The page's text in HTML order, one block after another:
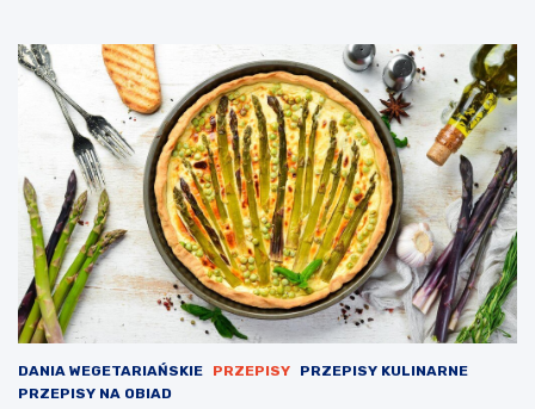
DANIA WEGETARIAŃSKIE PRZEPISY
PRZEPISY KULINARNE
PRZEPISY NA OBIAD